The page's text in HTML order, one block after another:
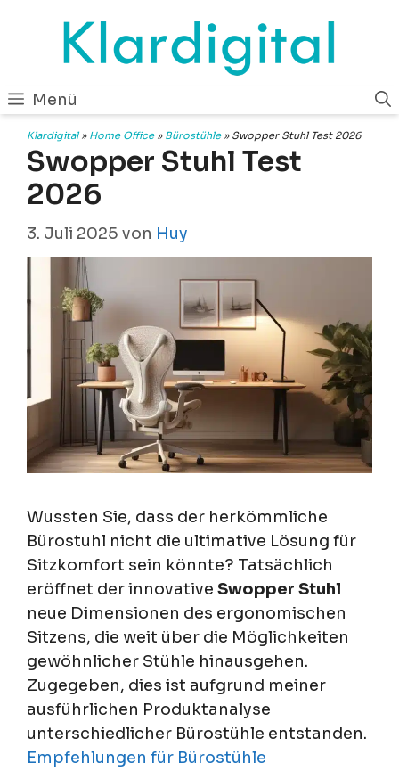
springen
Menü
Klardigital» Home Office» Bürostühle» Swopper Stuhl Test 2026
Swopper Stuhl Test
2026
3. Juli 2025 von Huy
Wussten Sie, dass der herkömmliche
Bürostuhl nicht die ultimative Lösung für
Sitzkomfort sein könnte? Tatsächlich
eröffnet der innovative Swopper Stuhl
neue Dimensionen des ergonomischen
Sitzens, die weit über die Möglichkeiten
gewöhnlicher Stühle hinausgehen.
Zugegeben, dies ist aufgrund meiner
ausführlichen Produktanalyse
unterschiedlicher Bürostühle entstanden.
Empfehlungen für Bürostühle